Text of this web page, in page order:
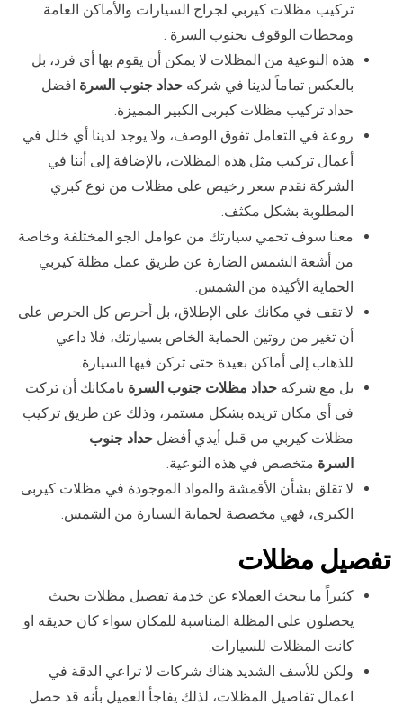
تركيب مظلات كيربي لجراج السيارات والأماكن العامة
ومحطات الوقوف بجنوب السرة .
هذه النوعية من المظلات لا يمكن أن يقوم بها أي فرد، بل
بالعكس تماماً لدينا في شركه حداد جنوب السرة افضل
حداد تركيب مظلات كيربى الكبير المميزة.
روعة في التعامل تفوق الوصف، ولا يوجد لدينا أي خلل في
أعمال تركيب مثل هذه المظلات، بالإضافة إلى أننا في
الشركة نقدم سعر رخيص على مظلات من نوع كبري
المطلوبة بشكل مكثف.
معنا سوف تحمي سيارتك من عوامل الجو المختلفة وخاصة
من أشعة الشمس الضارة عن طريق عمل مظلة كيربي
الحماية الأكيدة من الشمس.
لا تقف في مكانك على الإطلاق، بل أحرص كل الحرص على
أن تغير من روتين الحماية الخاص بسيارتك، فلا داعي
للذهاب إلى أماكن بعيدة حتى تركن فيها السيارة.
بل مع شركه حداد مظلات جنوب السرة بامكانك أن تركت
في أي مكان تريده بشكل مستمر، وذلك عن طريق تركيب
مظلات كيربي من قبل أيدي أفضل حداد جنوب
السرة متخصص في هذه النوعية.
لا تقلق بشأن الأقمشة والمواد الموجودة في مظلات كيربى
الكبرى، فهي مخصصة لحماية السيارة من الشمس.
تفصيل مظلات
كثيراً ما يبحث العملاء عن خدمة تفصيل مظلات بحيث
يحصلون على المظلة المناسبة للمكان سواء كان حديقه او
كانت المظلات للسيارات.
ولكن للأسف الشديد هناك شركات لا تراعي الدقة في
اعمال تفاصيل المظلات، لذلك يفاجأ العميل بأنه قد حصل